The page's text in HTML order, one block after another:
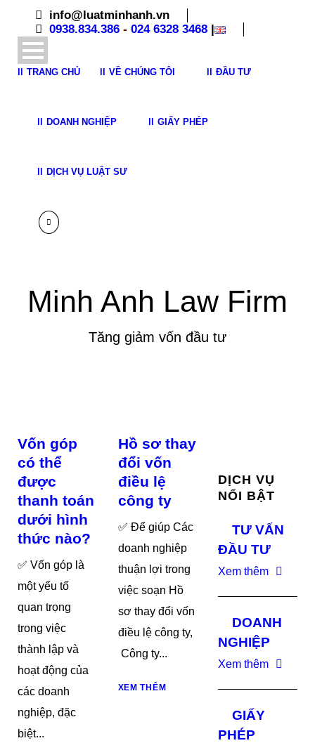
info@luatminhanh.vn
0938.834.386 - 024 6328 3468 |
TRANG CHỦ VỀ CHÚNG TÔI ĐẦU TƯ
DOANH NGHIỆP GIẤY PHÉP
DỊCH VỤ LUẬT SƯ
Minh Anh Law Firm
Tăng giảm vốn đầu tư
Vốn góp
có thể
được
thanh toán
dưới hình
thức nào?
✅ Vốn góp là
một yếu tố
quan trọng
trong việc
thành lập và
hoạt động của
các doanh
nghiệp, đặc
biệt...
Hồ sơ thay
đổi vốn
điều lệ
công ty
✅ Để giúp Các
doanh nghiệp
thuận lợi trong
việc soạn Hồ
sơ thay đổi vốn
điều lệ công ty,
Công ty...
XEM THÊM
DỊCH VỤ
NỔI BẬT
TƯ VẤN
ĐẦU TƯ
Xem thêm
DOANH
NGHIỆP
Xem thêm
GIẤY
PHÉP